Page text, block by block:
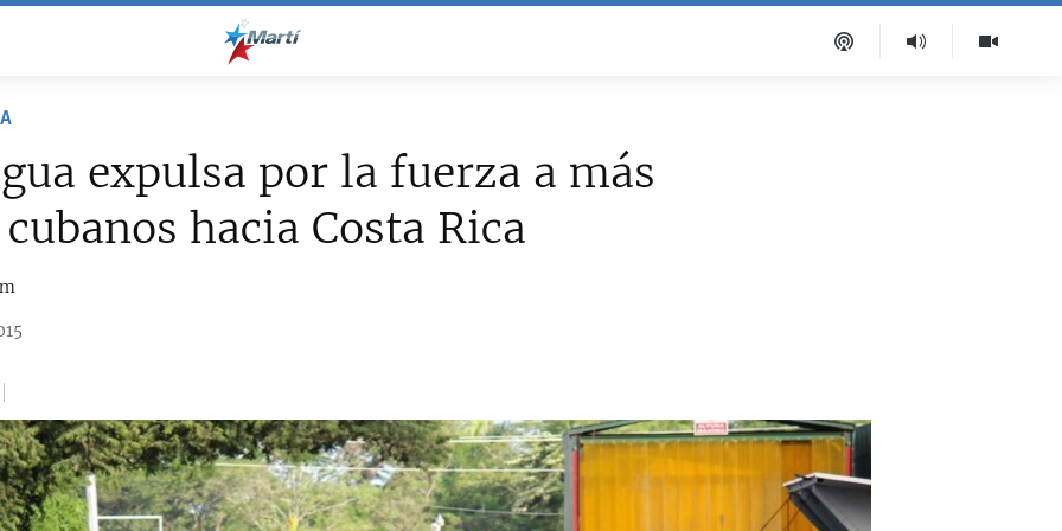
expulsa por la fuerza a más
hacia Costa Rica